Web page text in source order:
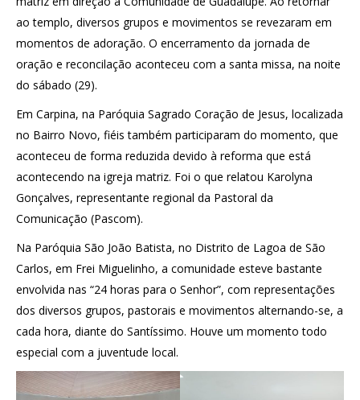
ao templo, diversos grupos e movimentos se revezaram em
momentos de adoração. O encerramento da jornada de
oração e reconcilação aconteceu com a santa missa, na noite
do sábado (29).
Em Carpina, na Paróquia Sagrado Coração de Jesus, localizada
no Bairro Novo, fiéis também participaram do momento, que
aconteceu de forma reduzida devido à reforma que está
acontecendo na igreja matriz. Foi o que relatou Karolyna
Gonçalves, representante regional da Pastoral da
Comunicação (Pascom).
Na Paróquia São João Batista, no Distrito de Lagoa de São
Carlos, em Frei Miguelinho, a comunidade esteve bastante
envolvida nas “24 horas para o Senhor”, com representações
dos diversos grupos, pastorais e movimentos alternando-se, a
cada hora, diante do Santíssimo. Houve um momento todo
especial com a juventude local.